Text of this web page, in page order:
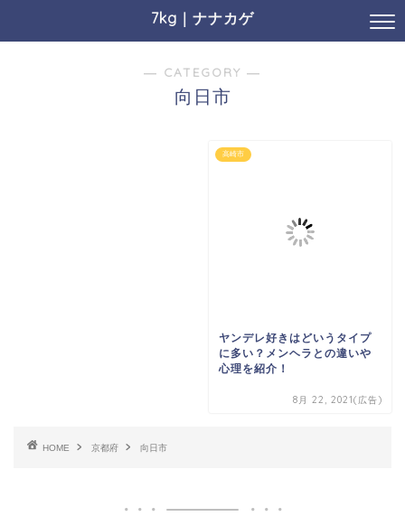
7kg｜ナナカゲ
― CATEGORY ―
向日市
高崎市
ヤンデレ好きはどいうタイプ
に多い？メンヘラとの違いや
心理を紹介！
8月 22, 2021(広告)
HOME 京都府 向日市